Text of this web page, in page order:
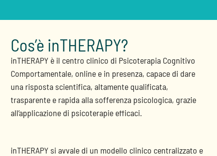
Cos’è inTHERAPY?
inTHERAPY è il centro clinico di Psicoterapia Cognitivo
Comportamentale, online e in presenza, capace di dare
una risposta scientifica, altamente qualificata,
trasparente e rapida alla sofferenza psicologica, grazie
all’applicazione di psicoterapie efficaci.
inTHERAPY si avvale di un modello clinico centralizzato e